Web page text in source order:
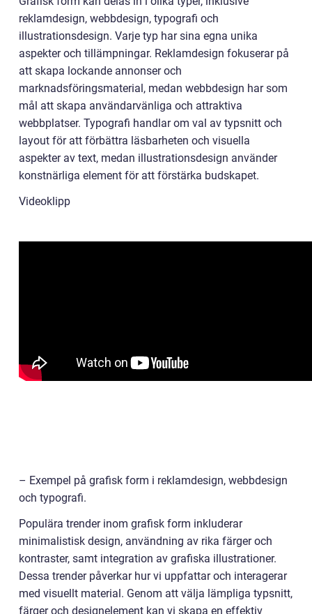
reklamdesign, webbdesign, typografi och
illustrationsdesign. Varje typ har sina egna unika
aspekter och tillämpningar. Reklamdesign fokuserar på
att skapa lockande annonser och
marknadsföringsmaterial, medan webbdesign har som
mål att skapa användarvänliga och attraktiva
webbplatser. Typografi handlar om val av typsnitt och
layout för att förbättra läsbarheten och visuella
aspekter av text, medan illustrationsdesign använder
konstnärliga element för att förstärka budskapet.
Videoklipp
– Exempel på grafisk form i reklamdesign, webbdesign
och typografi.
Populära trender inom grafisk form inkluderar
minimalistisk design, användning av rika färger och
kontraster, samt integration av grafiska illustrationer.
Dessa trender påverkar hur vi uppfattar och interagerar
med visuellt material. Genom att välja lämpliga typsnitt,
färger och designelement kan vi skapa en effektiv